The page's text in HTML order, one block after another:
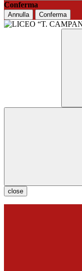
Conferma
Annulla Conferma
close